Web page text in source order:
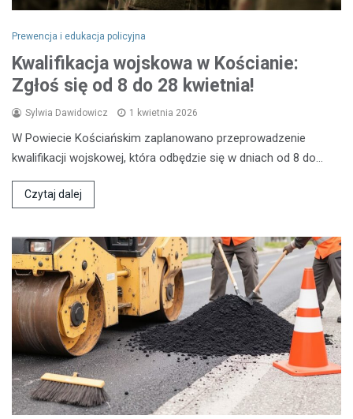
Prewencja i edukacja policyjna
Kwalifikacja wojskowa w Kościanie:
Zgłoś się od 8 do 28 kwietnia!
Sylwia Dawidowicz 1 kwietnia 2026
W Powiecie Kościańskim zaplanowano przeprowadzenie
kwalifikacji wojskowej, która odbędzie się w dniach od 8 do…
Czytaj dalej